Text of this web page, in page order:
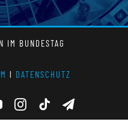
BUNDESTAG
l DATENSCHUTZ